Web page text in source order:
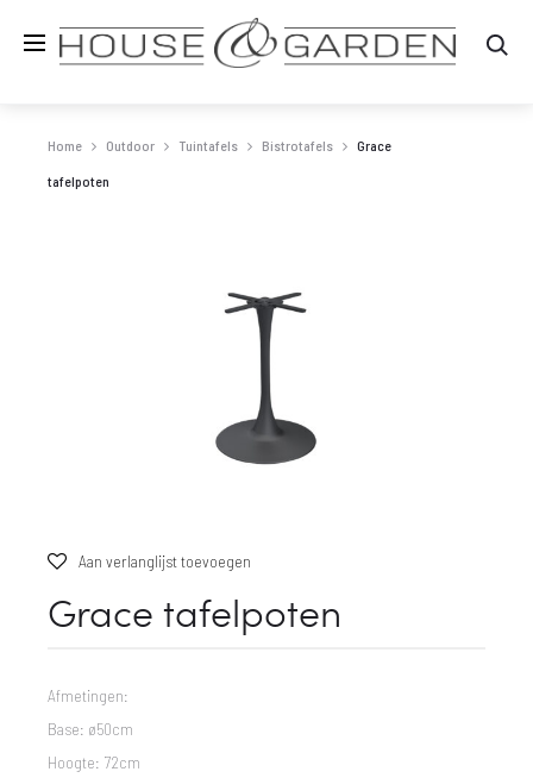
Home Outdoor Tuintafels Bistrotafels Grace
tafelpoten
Aan verlanglijst toevoegen
Grace tafelpoten
Afmetingen:
Base: ø50cm
Hoogte: 72cm